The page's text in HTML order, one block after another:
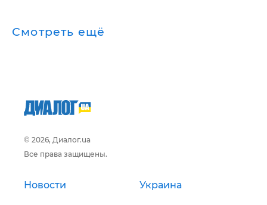
Смотреть ещё
© 2026, Диалог.ua
Все права защищены.
Новости Украина